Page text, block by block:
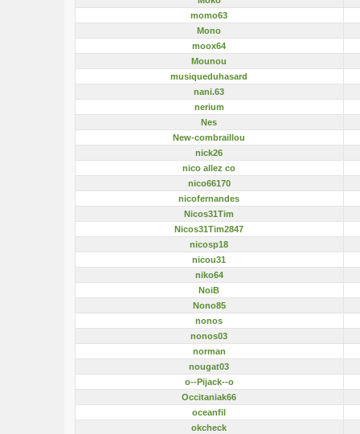
momo63
Mono
moox64
Mounou
musiqueduhasard
nani.63
nerium
Nes
New-combraillou
nick26
nico allez co
nico66170
nicofernandes
Nicos31Tim
Nicos31Tim2847
nicosp18
nicou31
niko64
NoiB
Nono85
nonos
nonos03
norman
nougat03
o--Pijack--o
Occitaniak66
oceanfil
okcheck